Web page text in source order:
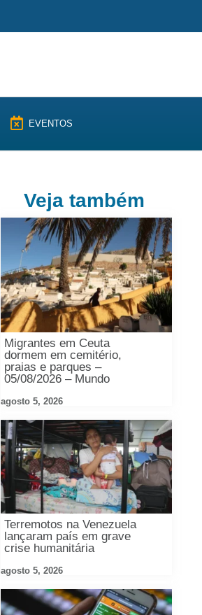
EVENTOS
Veja também
Migrantes em Ceuta
dormem em cemitério,
praias e parques –
05/08/2026 – Mundo
agosto 5, 2026
Terremotos na Venezuela
lançaram país em grave
crise humanitária
agosto 5, 2026